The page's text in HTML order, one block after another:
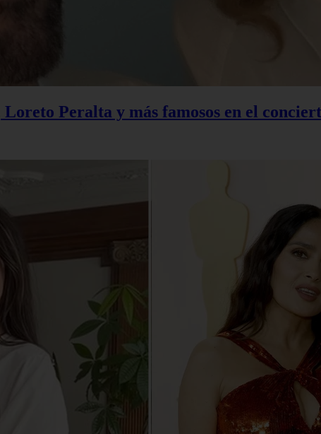
Peralta y más famosos en el